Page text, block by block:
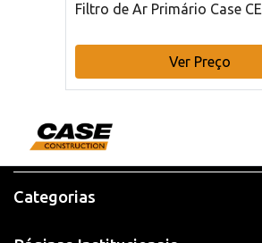
Filtro de Ar Primário Case CE
Ver Preço
Categorias